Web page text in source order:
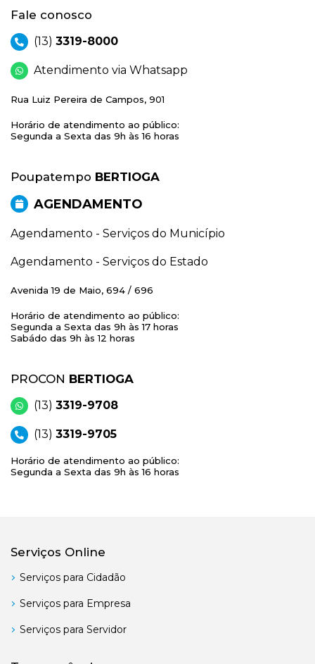
Fale conosco
(13) 3319-8000
Atendimento via Whatsapp
Rua Luiz Pereira de Campos, 901
Horário de atendimento ao público:
Segunda a Sexta das 9h às 16 horas
Poupatempo BERTIOGA
AGENDAMENTO
Agendamento - Serviços do Município
Agendamento - Serviços do Estado
Avenida 19 de Maio, 694 / 696
Horário de atendimento ao público:
Segunda a Sexta das 9h às 17 horas
Sabádo das 9h às 12 horas
PROCON BERTIOGA
(13) 3319-9708
(13) 3319-9705
Horário de atendimento ao público:
Segunda a Sexta das 9h às 16 horas
Serviços Online
Serviços para Cidadão
Serviços para Empresa
Serviços para Servidor